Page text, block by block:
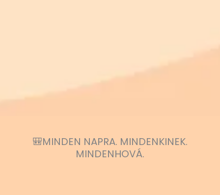
🎒MINDEN NAPRA. MINDENKINEK.
MINDENHOVÁ.